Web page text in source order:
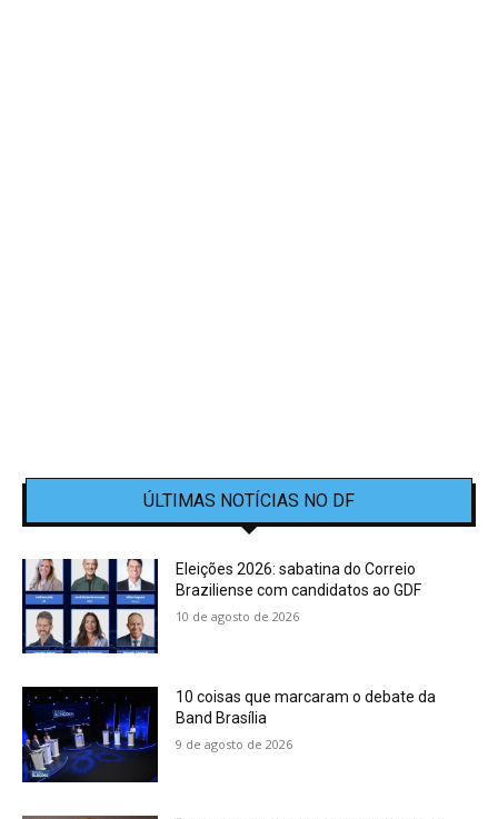
ÚLTIMAS NOTÍCIAS NO DF
Eleições 2026: sabatina do Correio
Braziliense com candidatos ao GDF
10 de agosto de 2026
10 coisas que marcaram o debate da
Band Brasília
9 de agosto de 2026